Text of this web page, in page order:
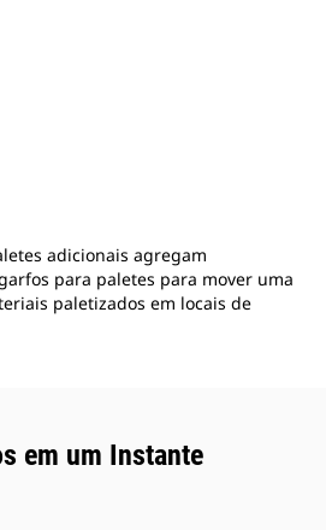
adicionais agregam
para paletes para mover uma
paletizados em locais de
em um Instante